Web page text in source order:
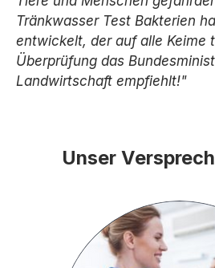
Tränkwasser Test Bakterien
entwickelt, der auf alle Keime
Überprüfung das
Landwirtschaft empfiehlt!"
Unser